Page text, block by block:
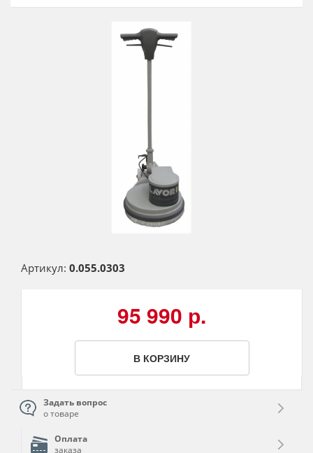
Артикул: 0.055.0303
95 990 р.
В КОРЗИНУ
Задать вопрос
о товаре
Оплата
заказа